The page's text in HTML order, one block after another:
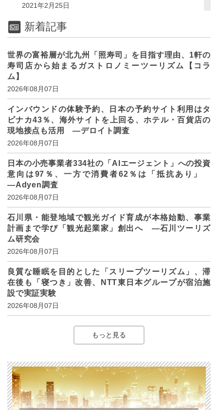
2021年2月25日
新着記事
世界の富裕層が北九州「照寿司」を目指す理由、1軒の
寿司店から始まるガストロノミーツーリズム【コラ
ム】
2026年08月07日
インバウンドの体験予約、日本の予約サイト利用はタ
ビナカ43％、海外サイトを上回る、ホテル・百貨店の
現地接点も活用 ―デロイト調査
2026年08月07日
日本の小売事業者334社の「AIエージェント」への投資
意向は97％、一方で消費者62％は「抵抗あり」
―Adyen調査
2026年08月07日
石川県・能登地域で観光ガイド育成が本格始動、事業
計画まで学び「観光起業家」創出へ ―石川ツーリズ
ム研究会
2026年08月07日
良質な睡眠を目的とした「スリープツーリズム」、滞
在後も「寝つき」改善、NTT東日本グループが宿泊施
設で実証実験
2026年08月07日
もっと見る